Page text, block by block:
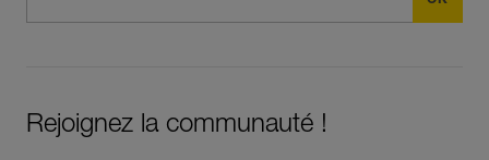
Rejoignez la communauté !